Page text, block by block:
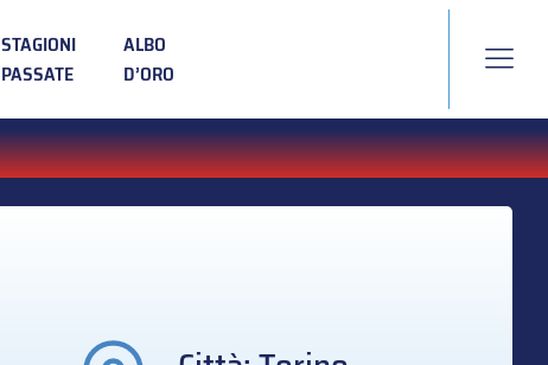
STAGIONI
PASSATE
ALBO
D’ORO